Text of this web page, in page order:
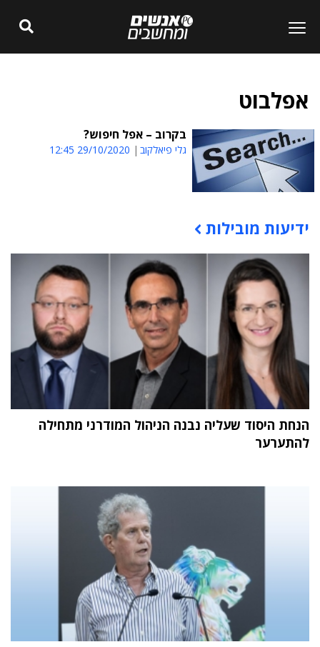
אפלבוט
בקרוב – אפל חיפוש?
גלי פיאלקוב 29/10/2020 12:45
תוכן פרסומי
ידיעות מובילות
הנחת היסוד שעליה נבנה הניהול המודרני מתחילה
להתערער